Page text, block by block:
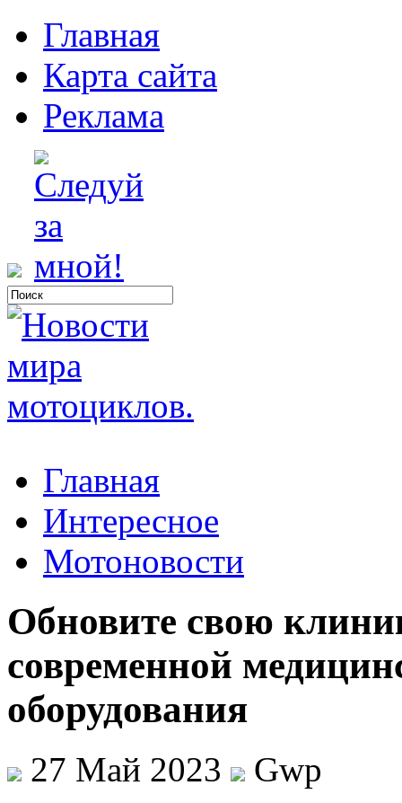
Главная
Карта сайта
Реклама
Главная
Интересное
Мотоновости
Обновите свою
современной
оборудования
27 Май 2023
Gwp